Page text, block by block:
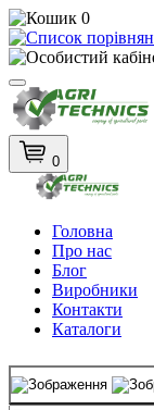
0
0
Головна
Про нас
Блог
Виробники
Контакти
Каталоги